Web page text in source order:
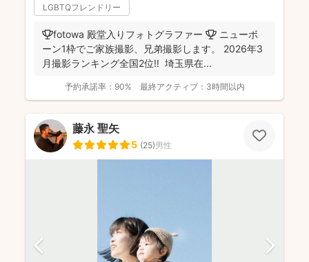
LGBTQフレンドリー
🏆fotowa 殿堂入りフォトグラファー 🏆 ニューボ
ーン1枠でご家族撮影、兄弟撮影します。 2026年3
月撮影ランキング全国2位‼️ 埼玉県在...
予約承諾率： 90% 最終アクティブ： 3時間以内
藤永 聖矢
5 (25)男性